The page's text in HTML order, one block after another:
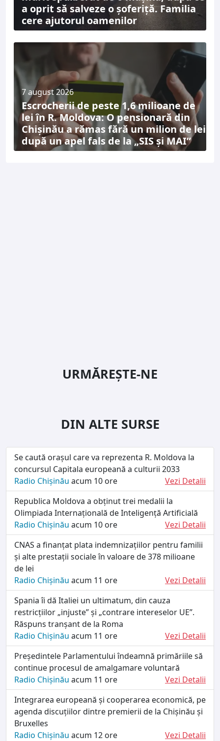
a oprit să salveze o șoferiță. Familia
cere ajutorul oamenilor
7 august 2026
Escrocherii de peste 1,6 milioane de
lei în R. Moldova: O pensionară din
Chișinău a rămas fără un milion de lei
după un apel fals de la „SIS și MAI”
URMĂREȘTE-NE
DIN ALTE SURSE
Se caută orașul care va reprezenta R. Moldova la
concursul Capitala europeană a culturii 2033
Radio Chișinău acum 10 ore
Vezi Detalii
Republica Moldova a obținut trei medalii la
Olimpiada Internațională de Inteligență Artificială
Radio Chișinău acum 10 ore
Vezi Detalii
CNAS a finanțat plata indemnizațiilor pentru familii
și alte prestații sociale în valoare de 378 milioane
de lei
Radio Chișinău acum 11 ore
Vezi Detalii
Spania îi dă Italiei un ultimatum, din cauza
restricțiilor „injuste” și „contrare intereselor UE”.
Răspuns tranșant de la Roma
Radio Chișinău acum 11 ore
Vezi Detalii
Președintele Parlamentului îndeamnă primăriile să
continue procesul de amalgamare voluntară
Radio Chișinău acum 11 ore
Vezi Detalii
Integrarea europeană și cooperarea economică, pe
agenda discuțiilor dintre premierii de la Chișinău și
Bruxelles
Radio Chișinău acum 12 ore
Vezi Detalii